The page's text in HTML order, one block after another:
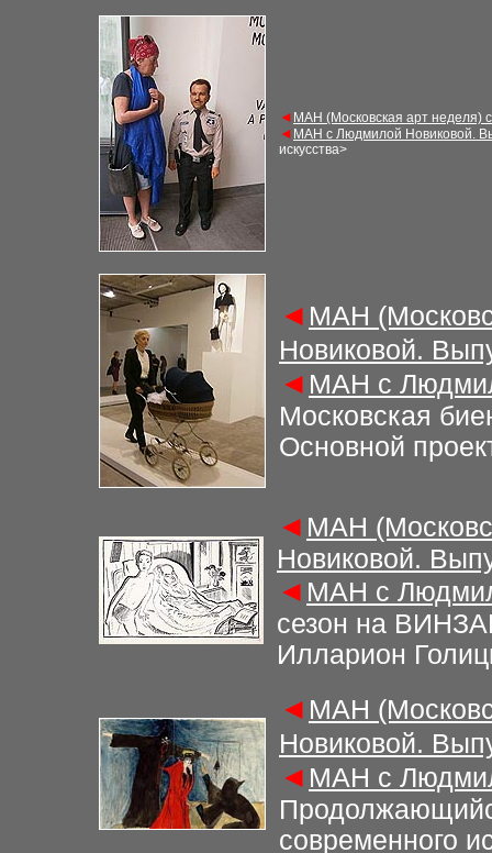
◄ МАН (Московская арт неделя)
◄ МАН с Людмилой Новиковой.
искусства>
◄ МАН
Новиковой.
◄ МАН с
Московская
Основной
◄ МАН
Новиковой.
◄ МАН с
сезон на
Илларион
◄ МАН
Новиковой.
◄ МАН с
современного